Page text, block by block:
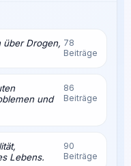
über Drogen, 78
Beiträge
und
86
Beiträge
Lebens.
90
Beiträge